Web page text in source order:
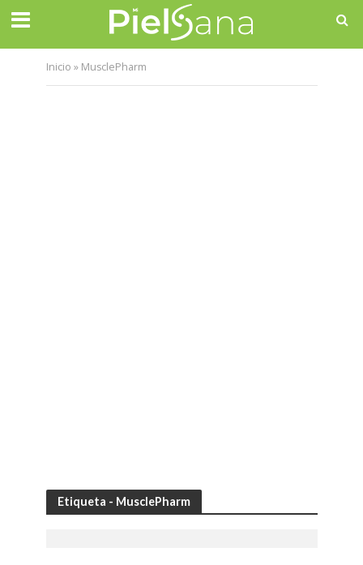
Inicio » MusclePharm
Etiqueta - MusclePharm